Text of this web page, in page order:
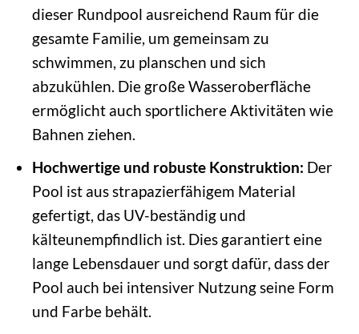
dieser Rundpool ausreichend Raum für die
gesamte Familie, um gemeinsam zu
schwimmen, zu planschen und sich
abzukühlen. Die große Wasseroberfläche
ermöglicht auch sportlichere Aktivitäten wie
Bahnen ziehen.
Hochwertige und robuste Konstruktion: Der
Pool ist aus strapazierfähigem Material
gefertigt, das UV-beständig und
kälteunempfindlich ist. Dies garantiert eine
lange Lebensdauer und sorgt dafür, dass der
Pool auch bei intensiver Nutzung seine Form
und Farbe behält.